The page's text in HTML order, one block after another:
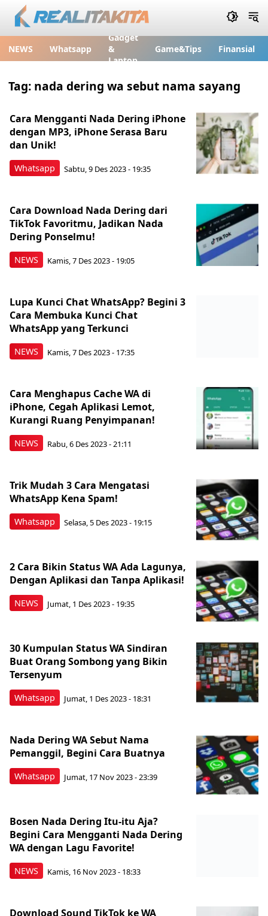
NEWS Whatsapp
Gadget
&
Laptop
Game&Tips Finansial
Tag: nada dering wa sebut nama sayang
Whatsapp
Cara Mengganti Nada Dering iPhone
dengan MP3, iPhone Serasa Baru
dan Unik!
Sabtu, 9 Des 2023 - 19:35
NEWS
Cara Download Nada Dering dari
TikTok Favoritmu, Jadikan Nada
Dering Ponselmu!
Kamis, 7 Des 2023 - 19:05
NEWS
Lupa Kunci Chat WhatsApp? Begini 3
Cara Membuka Kunci Chat
WhatsApp yang Terkunci
Kamis, 7 Des 2023 - 17:35
NEWS
Cara Menghapus Cache WA di
iPhone, Cegah Aplikasi Lemot,
Kurangi Ruang Penyimpanan!
Rabu, 6 Des 2023 - 21:11
Whatsapp
Trik Mudah 3 Cara Mengatasi
WhatsApp Kena Spam!
Selasa, 5 Des 2023 - 19:15
NEWS
2 Cara Bikin Status WA Ada Lagunya,
Dengan Aplikasi dan Tanpa Aplikasi!
Jumat, 1 Des 2023 - 19:35
Whatsapp
30 Kumpulan Status WA Sindiran
Buat Orang Sombong yang Bikin
Tersenyum
Jumat, 1 Des 2023 - 18:31
Whatsapp
Nada Dering WA Sebut Nama
Pemanggil, Begini Cara Buatnya
Jumat, 17 Nov 2023 - 23:39
NEWS
Bosen Nada Dering Itu-itu Aja?
Begini Cara Mengganti Nada Dering
WA dengan Lagu Favorite!
Kamis, 16 Nov 2023 - 18:33
Download Sound TikTok ke WA